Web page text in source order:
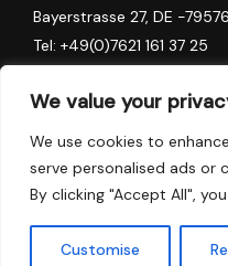
We value your
We use cookies to
serve personalised ads or
By clicking "Accept All",
Customise
Bayerstrasse 27, DE -
Tel: +49(0)7621 161 37 25
Stadthofstrasse 11, CH-
Tel:+41 (0) 41 78 157 90
Tel:+41 (0) 79 137 64 82
E-mail:info@warantec-
W F